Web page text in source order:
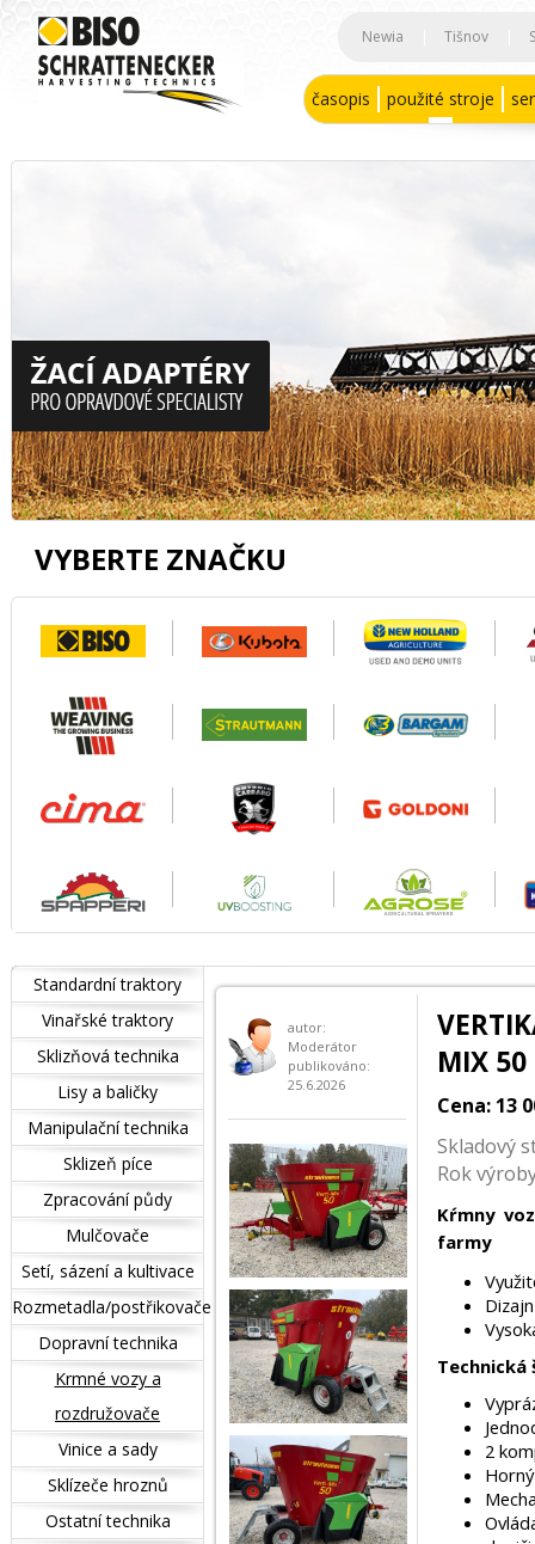
Newia Tišnov
časopis použité stroje
VYBERTE ZNAČKU
autor:
Moderátor
publikováno:
25.6.2026
MIX 50
Cena: 13
Skladový
Rok
Kŕmny
farmy
Technická
2
Standardní traktory
Vinařské traktory
Sklizňová technika
Lisy a baličky
Manipulační technika
Sklizeň píce
Zpracování půdy
Mulčovače
Setí, sázení a kultivace
Rozmetadla/postřikovače
Dopravní technika
Krmné vozy a
rozdružovače
Vinice a sady
Sklízeče hroznů
Ostatní technika